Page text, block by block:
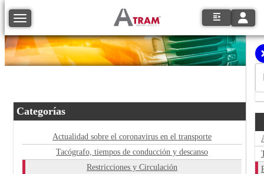
Toggle navigation
Categorías
Actualidad sobre el coronavirus en el transporte
Tacógrafo, tiempos de conducción y descanso
Restricciones y Circulación